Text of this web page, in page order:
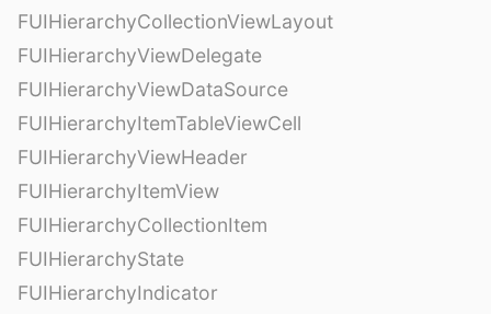
FUIHierarchyCollectionViewLayout
FUIHierarchyViewDelegate
FUIHierarchyViewDataSource
FUIHierarchyItemTableViewCell
FUIHierarchyViewHeader
FUIHierarchyItemView
FUIHierarchyCollectionItem
FUIHierarchyState
FUIHierarchyIndicator